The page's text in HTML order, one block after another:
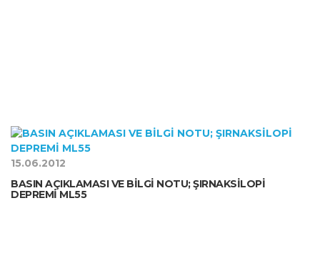
15.06.2012
BASIN AÇIKLAMASI VE BİLGİ NOTU; ŞIRNAKSİLOPİ
DEPREMİ ML55